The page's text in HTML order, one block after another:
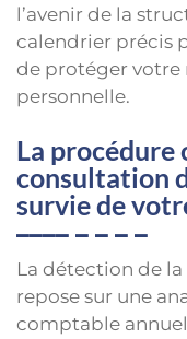
l’avenir de la
calendrier précis
de protéger votre
personnelle.
La
consultation
survie de
La détection de
repose sur une
comptable